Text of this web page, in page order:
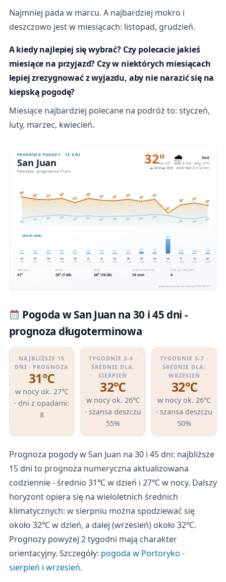
Najmniej pada w marcu. A najbardziej mokro i
deszczowo jest w miesiącach: listopad, grudzień.
A kiedy najlepiej się wybrać? Czy polecacie jakieś
miesiące na przyjazd? Czy w niektórych miesiącach
lepiej zrezygnować z wyjazdu, aby nie narazić się na
kiepską pogodę?
Miesiące najbardziej polecane na podróż to: styczeń,
luty, marzec, kwiecień.
Pogoda w San Juan na 30 i 45 dni -
prognoza długoterminowa
NAJBLIŻSZE 15
DNI · PROGNOZA
31℃
w nocy ok. 27℃
· dni z opadami:
8
TYGODNIE 3-4 ·
ŚREDNIE DLA:
SIERPIEŃ
32℃
w nocy ok. 26℃
· szansa deszczu
55%
TYGODNIE 5-7 ·
ŚREDNIE DLA:
WRZESIEŃ
32℃
w nocy ok. 26℃
· szansa deszczu
50%
Prognoza pogody w San Juan na 30 i 45 dni: najbliższe
15 dni to prognoza numeryczna aktualizowana
codziennie - średnio 31℃ w dzień i 27℃ w nocy. Dalszy
horyzont opiera się na wieloletnich średnich
klimatycznych: w sierpniu można spodziewać się
około 32℃ w dzień, a dalej (wrzesień) około 32℃.
Prognozy powyżej 2 tygodni mają charakter
orientacyjny. Szczegóły: pogoda w Portoryko -
sierpień i wrzesień.